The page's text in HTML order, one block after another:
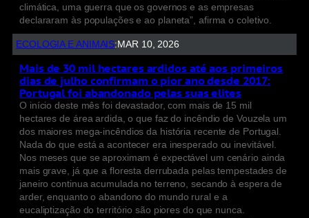
climática, uma guerra que os governos e as empresas
declararam às populações e ao planeta”, afirma o coletivo.
ECOLOGIA E ANIMAIS: MAR 10, 2026
Mais de 30 mil hectares ardidos até aos primeiros
dias de julho confirmam o pior ano desde 2017:
Portugal foi abandonado pelas suas elites
O início deste mês foi devastador, com mais de 15 mil
hectares de área ardida, o que faz do incêndio de Vouzela um
dos maiores mega-incêndios da história recente de Portugal.
Nada do que está a acontecer era inesperado ou inevitável.
Nos meses que se aproximam é expectável um cenário ainda
mais grave, já que a floresta derrubada pelas tempestades de
janeiro continua acumulada no terreno, secando à espera de
arder, enquanto o abandono do mundo rural e a
eucaliptização do território são piores do que nunca.